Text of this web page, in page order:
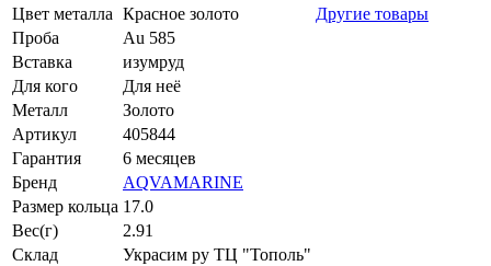
Цвет металла Красное золото
Другие товары
Проба
Au 585
Вставка
изумруд
Для кого
Для неё
Металл
Золото
Артикул
405844
Гарантия
6 месяцев
Бренд
AQVAMARINE
Размер кольца 17.0
Вес(г)
2.91
Склад
Украсим ру ТЦ "Тополь"